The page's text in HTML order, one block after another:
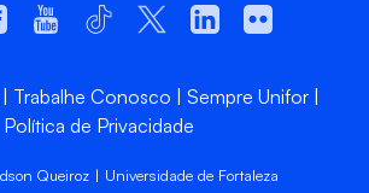
Trabalhe Conosco
Sempre Unifor
Política de Privacidade
Queiroz | Universidade de Fortaleza